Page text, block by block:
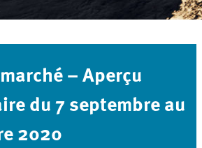
– Aperçu
du 7 septembre au
2020